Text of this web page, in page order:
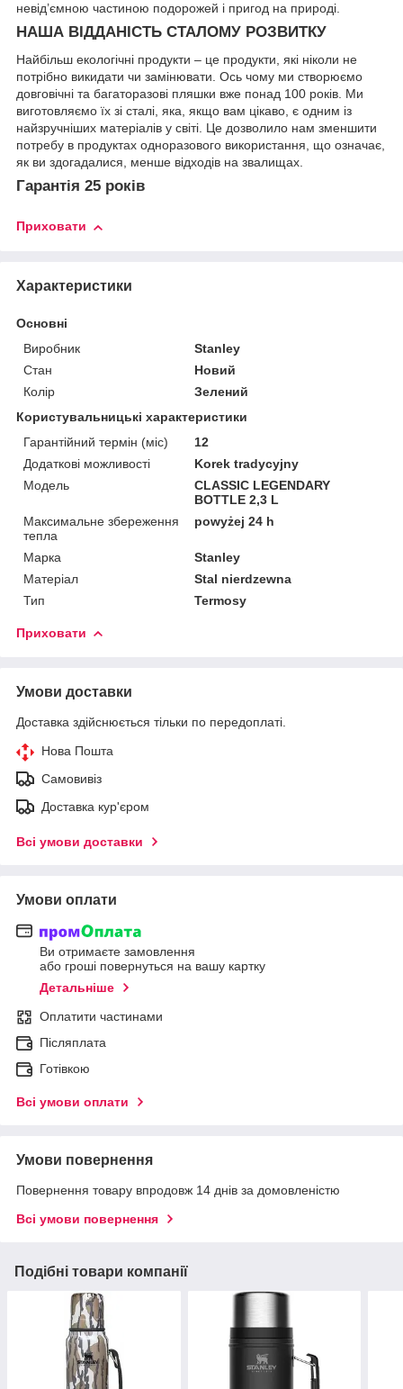
невід’ємною частиною подорожей і пригод на природі.
НАША ВІДДАНІСТЬ СТАЛОМУ РОЗВИТКУ
Найбільш екологічні продукти – це продукти, які ніколи не
потрібно викидати чи замінювати. Ось чому ми створюємо
довговічні та багаторазові пляшки вже понад 100 років. Ми
виготовляємо їх зі сталі, яка, якщо вам цікаво, є одним із
найзручніших матеріалів у світі. Це дозволило нам зменшити
потребу в продуктах одноразового використання, що означає,
як ви здогадалися, менше відходів на звалищах.
Гарантія 25 років
Приховати
Характеристики
Основні
Виробник
Stanley
Стан
Новий
Колір
Зелений
Користувальницькі характеристики
Гарантійний термін (міс)
12
Додаткові можливості
Korek tradycyjny
Мoдель
CLASSIC LEGENDARY
BOTTLE 2,3 L
Максимальне збереження
тепла
powyżej 24 h
Марка
Stanley
Матеріал
Stal nierdzewna
Тип
Termosy
Приховати
Умови доставки
Доставка здійснюється тільки по передоплаті.
Нова Пошта
Самовивіз
Доставка кур'єром
Всі умови доставки
Умови оплати
Ви отримаєте замовлення
або гроші повернуться на вашу картку
Детальніше
Оплатити частинами
Післяплата
Готівкою
Всі умови оплати
Умови повернення
Повернення товару впродовж 14 днів за домовленістю
Всі умови повернення
Подібні товари компанії